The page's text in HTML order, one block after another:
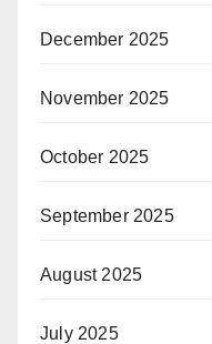
December 2025
November 2025
October 2025
September 2025
August 2025
July 2025